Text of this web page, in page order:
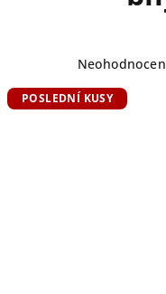
Průměrné
produktu
POSLEDNÍ KUSY